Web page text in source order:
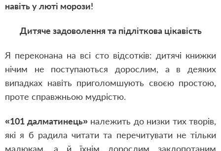
навіть у люті морози!
Дитяче задоволення та підліткова цікавість
Я переконана на всі сто відсотків: дитячі книжки
нічим не поступаються дорослим, а в деяких
випадках навіть приголомшують своєю простою,
проте справжньою мудрістю.
«101 далматинець»належить до низки тих творів,
які я б радила читати та перечитувати не тільки
малюкам, а й їхнім дорослим заклопотаним